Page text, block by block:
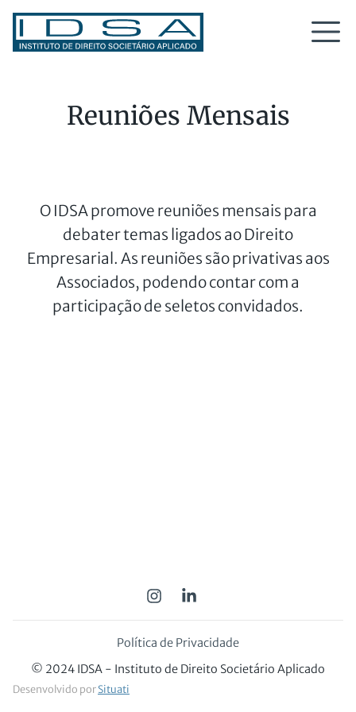
Reuniões Mensais
O IDSA promove reuniões mensais para
debater temas ligados ao Direito
Empresarial. As reuniões são privativas aos
Associados, podendo contar com a
participação de seletos convidados.
© 2024 IDSA - Instituto de Direito Societário Aplicado
Desenvolvido porSituati
Política de Privacidade